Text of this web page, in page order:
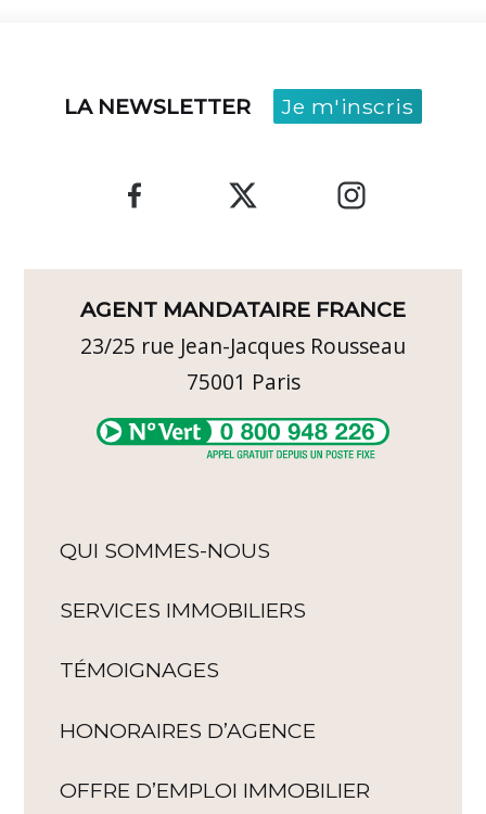
LA NEWSLETTER Je m'inscris
AGENT MANDATAIRE FRANCE
23/25 rue Jean-Jacques Rousseau
75001 Paris
QUI SOMMES-NOUS
SERVICES IMMOBILIERS
TÉMOIGNAGES
HONORAIRES D’AGENCE
OFFRE D’EMPLOI IMMOBILIER